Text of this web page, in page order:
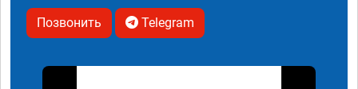
Позвонить Telegram